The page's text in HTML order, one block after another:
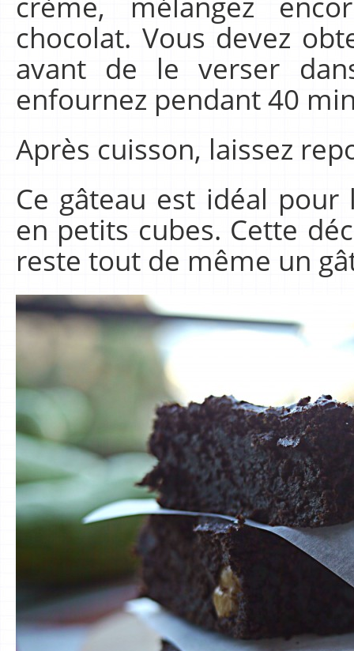
chocolat. Vous devez
avant de le verser
enfournez pendant 40
Après cuisson, laissez
Ce gâteau est idéal
en petits cubes. Cette
reste tout de même un